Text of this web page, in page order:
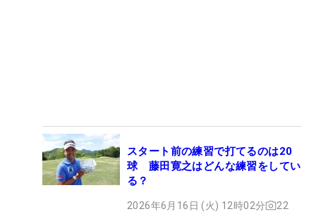
スタート前の練習で打てるのは20
球 藤田寛之はどんな練習をしてい
る？
2026年6月16日 (火) 12時02分 22